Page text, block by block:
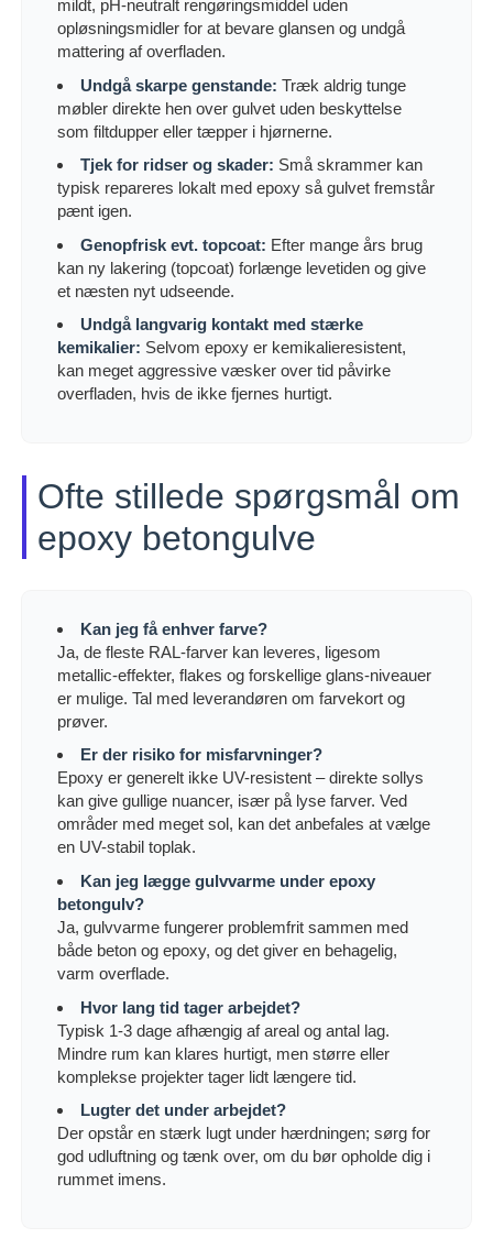
mildt, pH-neutralt rengøringsmiddel uden
opløsningsmidler for at bevare glansen og undgå
mattering af overfladen.
Undgå skarpe genstande: Træk aldrig tunge
møbler direkte hen over gulvet uden beskyttelse
som filtdupper eller tæpper i hjørnerne.
Tjek for ridser og skader: Små skrammer kan
typisk repareres lokalt med epoxy så gulvet fremstår
pænt igen.
Genopfrisk evt. topcoat: Efter mange års brug
kan ny lakering (topcoat) forlænge levetiden og give
et næsten nyt udseende.
Undgå langvarig kontakt med stærke
kemikalier: Selvom epoxy er kemikalieresistent,
kan meget aggressive væsker over tid påvirke
overfladen, hvis de ikke fjernes hurtigt.
Ofte stillede spørgsmål om
epoxy betongulve
Kan jeg få enhver farve?
Ja, de fleste RAL-farver kan leveres, ligesom
metallic-effekter, flakes og forskellige glans-niveauer
er mulige. Tal med leverandøren om farvekort og
prøver.
Er der risiko for misfarvninger?
Epoxy er generelt ikke UV-resistent – direkte sollys
kan give gullige nuancer, især på lyse farver. Ved
områder med meget sol, kan det anbefales at vælge
en UV-stabil toplak.
Kan jeg lægge gulvvarme under epoxy
betongulv?
Ja, gulvvarme fungerer problemfrit sammen med
både beton og epoxy, og det giver en behagelig,
varm overflade.
Hvor lang tid tager arbejdet?
Typisk 1-3 dage afhængig af areal og antal lag.
Mindre rum kan klares hurtigt, men større eller
komplekse projekter tager lidt længere tid.
Lugter det under arbejdet?
Der opstår en stærk lugt under hærdningen; sørg for
god udluftning og tænk over, om du bør opholde dig i
rummet imens.